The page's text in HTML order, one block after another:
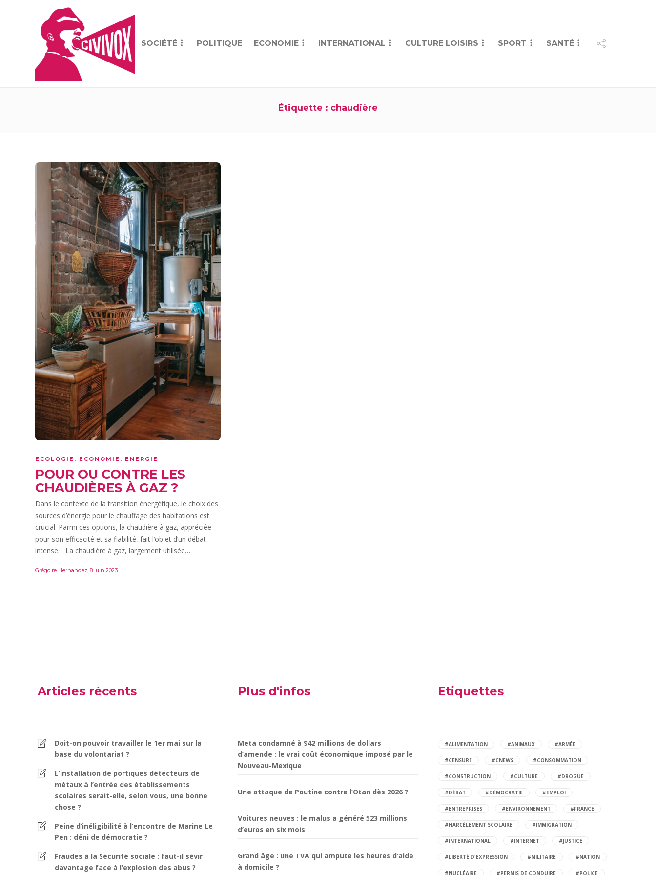
SOCIÉTÉ POLITIQUE ECONOMIE INTERNATIONAL CULTURE LOISIRS SPORT SANTÉ
Étiquette : chaudière
ECOLOGIE , ECONOMIE , ENERGIE
POUR OU CONTRE LES
CHAUDIÈRES À GAZ ?
Dans le contexte de la transition énergétique, le choix des
sources d’énergie pour le chauffage des habitations est
crucial. Parmi ces options, la chaudière à gaz, appréciée
pour son efficacité et sa fiabilité, fait l’objet d’un débat
intense. La chaudière à gaz, largement utilisée…
Grégoire Hernandez 8 juin 2023
Articles récents
Doit-on pouvoir travailler le 1er mai sur la
base du volontariat ?
L’installation de portiques détecteurs de
métaux à l’entrée des établissements
scolaires serait-elle, selon vous, une bonne
chose ?
Peine d’inéligibilité à l’encontre de Marine Le
Pen : déni de démocratie ?
Fraudes à la Sécurité sociale : faut-il sévir
davantage face à l’explosion des abus ?
Plus d'infos
Meta condamné à 942 millions de dollars
d’amende : le vrai coût économique imposé par le
Nouveau-Mexique
Une attaque de Poutine contre l’Otan dès 2026 ?
Voitures neuves : le malus a généré 523 millions
d’euros en six mois
Grand âge : une TVA qui ampute les heures d’aide
à domicile ?
Etiquettes
#ALIMENTATION #ANIMAUX #ARMÉE
#CENSURE #CNEWS #CONSOMMATION
#CONSTRUCTION #CULTURE #DROGUE
#DÉBAT #DÉMOCRATIE #EMPLOI
#ENTREPRISES #ENVIRONNEMENT #FRANCE
#HARCÈLEMENT SCOLAIRE #IMMIGRATION
#INTERNATIONAL #INTERNET #JUSTICE
#LIBERTÉ D'EXPRESSION #MILITAIRE #NATION
#NUCLÉAIRE #PERMIS DE CONDUIRE #POLICE